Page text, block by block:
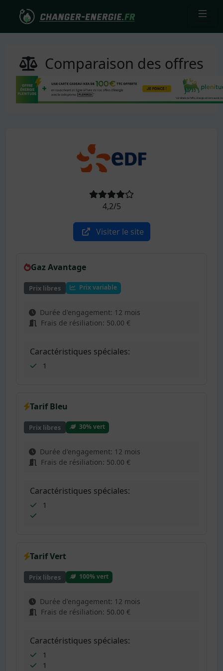
Comparaison des offres
4,2/5
Visiter le site
Gaz Avantage
Prix libres Prix variable
Durée d'engagement: 12 mois
Frais de résiliation: 50.00 €
Caractéristiques spéciales:
1
Tarif Bleu
Prix libres 30% vert
Durée d'engagement: 12 mois
Frais de résiliation: 50.00 €
Caractéristiques spéciales:
1
Tarif Vert
Prix libres 100% vert
Durée d'engagement: 12 mois
Frais de résiliation: 50.00 €
Caractéristiques spéciales:
1
1